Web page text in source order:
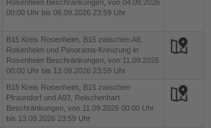
Rosenheim Beschränkungen, von 04.09.2026
00:00 Uhr bis 06.09.2026 23:59 Uhr
B15 Kreis Rosenheim, B15 zwischen A8,
Rosenheim und Panorama-Kreuzung in
Rosenheim Beschränkungen, von 11.09.2026
00:00 Uhr bis 13.09.2026 23:59 Uhr
B15 Kreis Rosenheim, B15 zwischen
Pfraundorf und A93, Reischenhart
Beschränkungen, von 11.09.2026 00:00 Uhr
bis 13.09.2026 23:59 Uhr